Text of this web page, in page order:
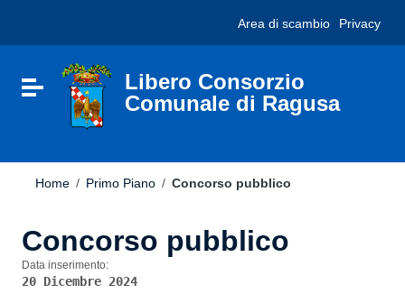
sito
include
Vai al footer
Area di scambio Privacy
Attiva / disattiva la navigazione
Libero Consorzio
Comunale di Ragusa
Home / Primo Piano / Concorso pubblico
Concorso pubblico
Data inserimento:
20 Dicembre 2024